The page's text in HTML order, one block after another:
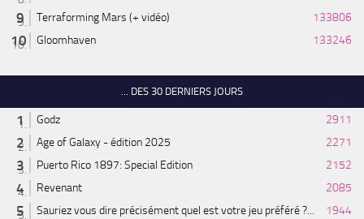
Terraforming Mars (+ vidéo)
133806
Gloomhaven
133246
... DES 30 DERNIERS JOURS
Godz
2911
Age of Galaxy - édition 2025
2271
Puerto Rico 1897: Special Edition
2152
Revenant
2085
Sauriez vous dire précisément quel est votre jeu préféré ?...
1944